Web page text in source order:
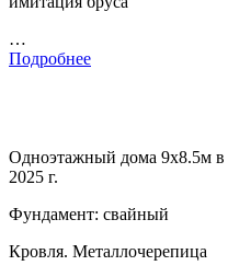
…
Подробнее
Одноэтажный дома 9х8.5м в
2025 г.
Фундамент: свайный
Кровля. Металлочерепица